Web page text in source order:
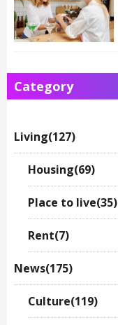
Category
Living(127)
Housing(69)
Place to live(35)
Rent(7)
News(175)
Culture(119)